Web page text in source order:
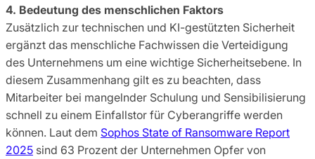
4. Bedeutung des menschlichen Faktors
Zusätzlich zur technischen und KI-gestützten Sicherheit
ergänzt das menschliche Fachwissen die Verteidigung
des Unternehmens um eine wichtige Sicherheitsebene. In
diesem Zusammenhang gilt es zu beachten, dass
Mitarbeiter bei mangelnder Schulung und Sensibilisierung
schnell zu einem Einfallstor für Cyberangriffe werden
können. Laut dem Sophos State of Ransomware Report
2025 sind 63 Prozent der Unternehmen Opfer von